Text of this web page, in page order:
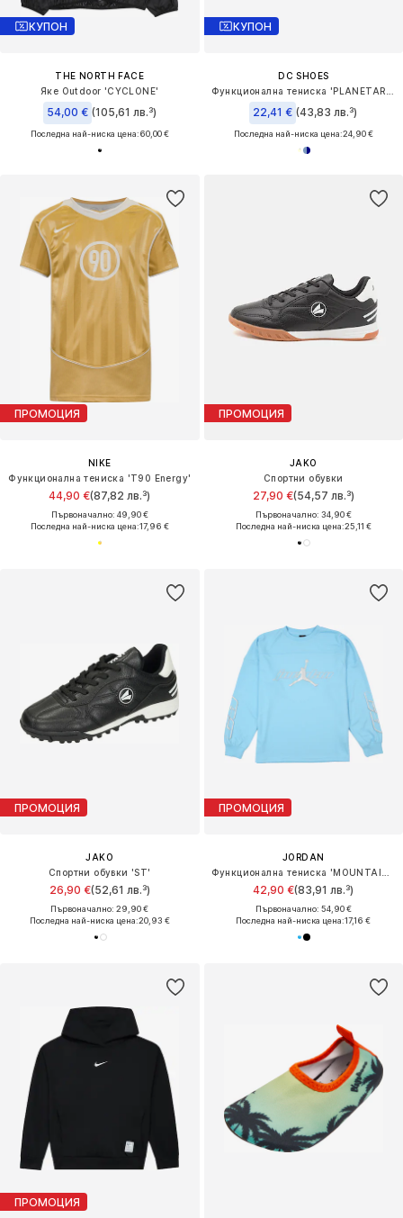
КУПОН
THE NORTH FACE
Яке Outdoor 'CYCLONE'
54,00 € (105,61 лв.³)
Последна най-ниска цена:60,00 €
КУПОН
DC SHOES
22,41 € (43,83 лв.³)
Последна най-ниска цена:24,90 €
ПРОМОЦИЯ
NIKE
Функционална тениска 'T90 Energy'
44,90 €(87,82 лв.³)
Първоначално: 49,90 €
Последна най-ниска цена:17,96 €
ПРОМОЦИЯ
JAKO
Спортни обувки
27,90 €(54,57 лв.³)
Първоначално: 34,90 €
Последна най-ниска цена:25,11 €
ПРОМОЦИЯ
JAKO
Спортни обувки 'ST'
26,90 €(52,61 лв.³)
Първоначално: 29,90 €
Последна най-ниска цена:20,93 €
ПРОМОЦИЯ
JORDAN
42,90 €(83,91 лв.³)
Първоначално: 54,90 €
Последна най-ниска цена:17,16 €
ПРОМОЦИЯ